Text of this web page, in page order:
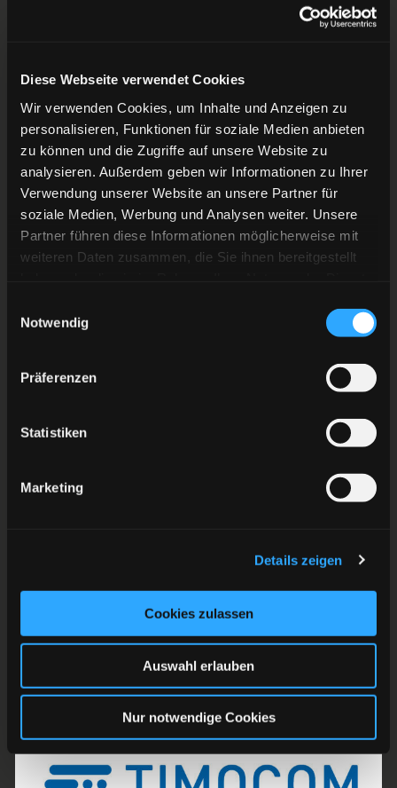
Diese Webseite verwendet Cookies
Wir verwenden Cookies, um Inhalte und Anzeigen zu
personalisieren, Funktionen für soziale Medien anbieten
zu können und die Zugriffe auf unsere Website zu
analysieren. Außerdem geben wir Informationen zu Ihrer
Verwendung unserer Website an unsere Partner für
soziale Medien, Werbung und Analysen weiter. Unsere
Partner führen diese Informationen möglicherweise mit
weiteren Daten zusammen, die Sie ihnen bereitgestellt
Notwendig
Präferenzen
Statistiken
Marketing
Details zeigen
Cookies zulassen
Auswahl erlauben
Nur notwendige Cookies
Der Kader der Düsseldorfer EG für die Saison
2022/23, Stand 25. Mai
Tor : Hendrik Hane
Abwehr:Kyle Cumiskey (K), Bernhard Ebner, Nicolas
Geitner, Niklas Heinzinger (U23), Luca Zitterbart
: Alexander Barta, Alexander Blank (U23), Jakub
Borzecki (U23), Tobi Eder, Josef Eham (U23), Alexander
Ehl, Daniel Fischbuch, Stephen MacAulay (K), Brendan
O’Donnell (K), Cedric Schiemenz, Victor Svensson (K)
Weitere Neuverpflichtungen werden in Kürze